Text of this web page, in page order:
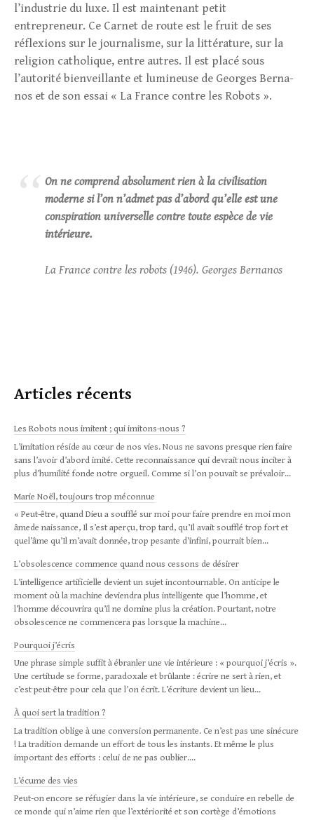
l’industrie du luxe. Il est maintenant petit
entrepreneur. Ce Car­net de route est le fruit de ses
réflexions sur le jour­na­lisme, sur la lit­té­ra­ture, sur la
reli­gion catho­lique, entre autres. Il est placé sous
l’autorité bien­veillante et lumi­neuse de Georges Ber­na­
nos et de son essai « La France contre les Robots ».
On ne comprend absolument rien à la civilisation
moderne si l’on n’admet pas d’abord qu’elle est une
conspiration universelle contre toute espèce de vie
intérieure.
La France contre les robots (1946). Georges Bernanos
Articles récents
Les Robots nous imitent ; qui imitons-nous ?
L’imitation réside au cœur de nos vies. Nous ne savons presque rien faire
sans l’avoir d’abord imité. Cette reconnaissance qui devrait nous inciter à
plus d’humilité fonde notre orgueil. Comme si l’on pouvait se prévaloir...
Marie Noël, toujours trop méconnue
« Peut-être, quand Dieu a soufflé sur moi pour faire prendre en moi mon
âmede naissance, Il s’est aperçu, trop tard, qu’Il avait soufflé trop fort et
quel’âme qu’Il m’avait donnée, trop pesante d’infini, pourrait bien...
L’obsolescence commence quand nous cessons de désirer
L’intelligence artificielle devient un sujet incontournable. On anticipe le
moment où la machine deviendra plus intelligente que l’homme, et
l’homme découvrira qu’il ne domine plus la création. Pourtant, notre
obsolescence ne commencera pas lorsque la machine...
Pourquoi j’écris
Une phrase simple suffit à ébranler une vie intérieure : « pourquoi j’écris ».
Une certitude se forme, paradoxale et brûlante : écrire ne sert à rien, et
c’est peut-être pour cela que l’on écrit. L’écriture devient un lieu...
À quoi sert la tradition ?
La tra­di­tion oblige à une con­ver­sion per­ma­nente. Ce n’est pas une sinécure
! La tra­di­tion demande un effort de tous les instants. Et même le plus
impor­tant des efforts : celui de ne pas oublier....
L’écume des vies
Peut-on encore se réfugier dans la vie intérieure, se conduire en rebelle de
ce monde qui n’aime rien que l’extériorité et son cortège d’émotions